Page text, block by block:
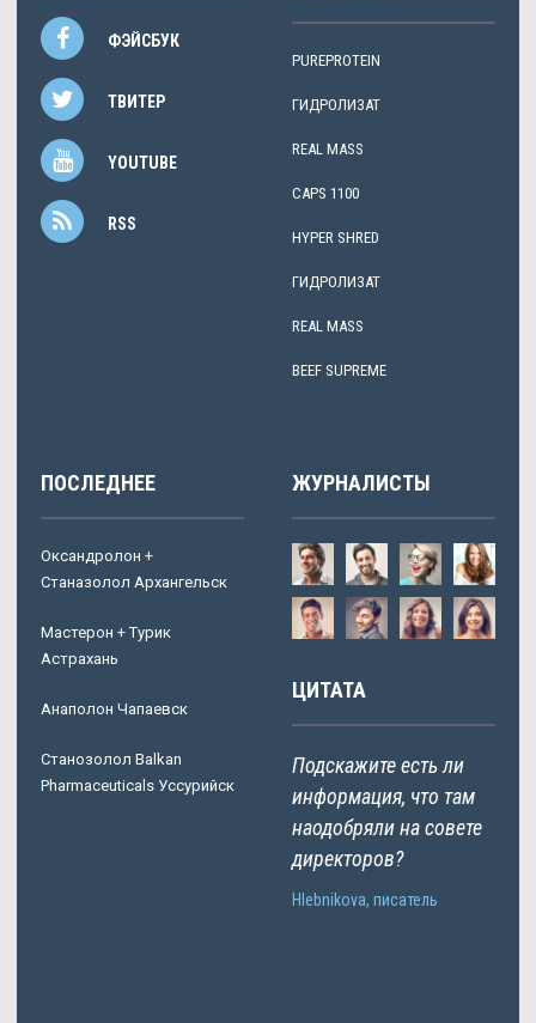
ФЭЙСБУК
ТВИТЕР
YOUTUBE
RSS
PUREPROTEIN
ГИДРОЛИЗАТ
REAL MASS
CAPS 1100
HYPER SHRED
ГИДРОЛИЗАТ
REAL MASS
BEEF SUPREME
ПОСЛЕДНЕЕ
Оксандролон +
Станазолол Архангельск
Мастерон + Турик
Астрахань
Анаполон Чапаевск
Станозолол Balkan
Pharmaceuticals Уссурийск
ЖУРНАЛИСТЫ
ЦИТАТА
Подскажите есть ли
информация, что там
наодобряли на совете
директоров?
Hlebnikova, писатель